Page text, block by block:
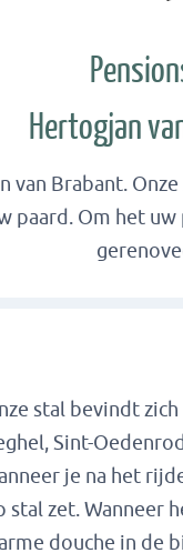
Hertogjan
Brabant.
Om het
stal bevindt
Sint-
je na het
stal zet. Wanneer
douche in de